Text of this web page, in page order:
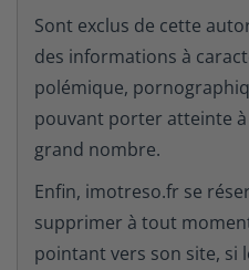
Sont exclus de cette
des informations à
polémique,
pouvant porter atteinte
grand nombre.
Enfin, imotreso.fr se
supprimer à tout
pointant vers son site, si